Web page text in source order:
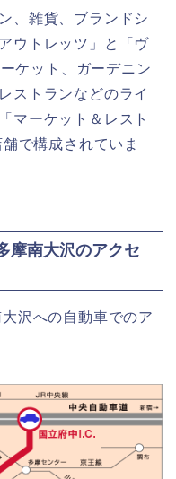
、雑貨、ブランドシ
ウトレッツ」と「ヴ
ケット、ガーデニン
ストランなどのライ
マーケット＆レスト
で構成されていま
摩南大沢のアクセ
沢への自動車でのア